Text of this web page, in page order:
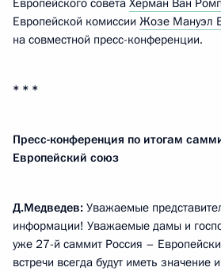
Европейского совета Херман Ван
Европейской комиссии Жозе Мануэл
на совместной пресс-конференции.
* * *
Пресс-конференция по итогам
Европейский союз
Д.Медведев: Уважаемые
информации! Уважаемые дамы и
уже 27-й саммит Россия –
встречи всегда будут иметь значение